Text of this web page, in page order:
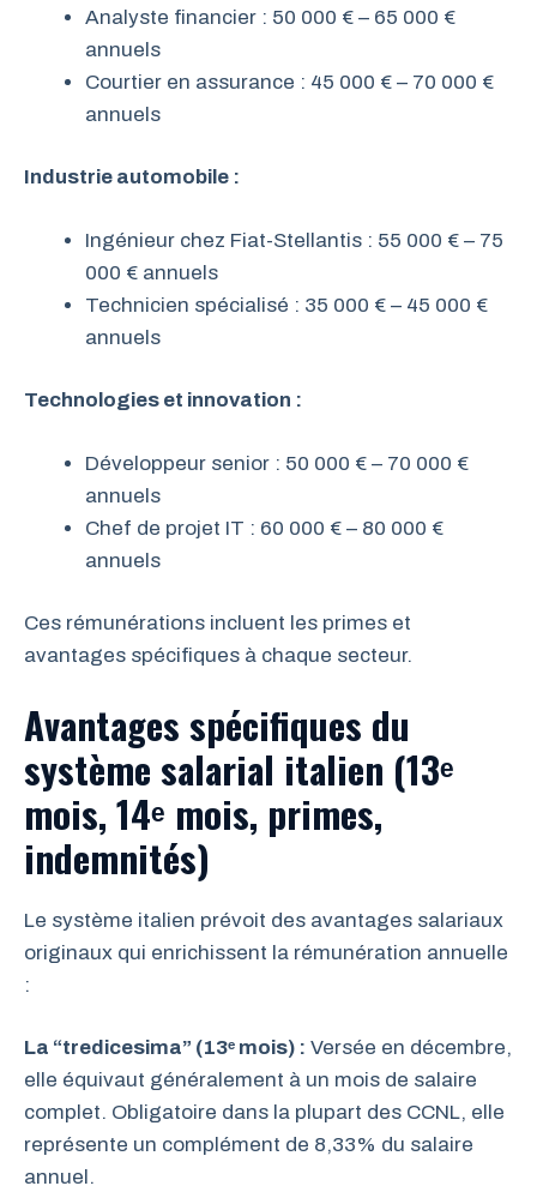
Analyste financier : 50 000 € – 65 000 €
annuels
Courtier en assurance : 45 000 € – 70 000 €
annuels
Industrie automobile :
Ingénieur chez Fiat-Stellantis : 55 000 € – 75
000 € annuels
Technicien spécialisé : 35 000 € – 45 000 €
annuels
Technologies et innovation :
Développeur senior : 50 000 € – 70 000 €
annuels
Chef de projet IT : 60 000 € – 80 000 €
annuels
Ces rémunérations incluent les primes et
avantages spécifiques à chaque secteur.
Avantages spécifiques du
système salarial italien (13ᵉ
mois, 14ᵉ mois, primes,
indemnités)
Le système italien prévoit des avantages salariaux
originaux qui enrichissent la rémunération annuelle
:
La “tredicesima” (13ᵉ mois) : Versée en décembre,
elle équivaut généralement à un mois de salaire
complet. Obligatoire dans la plupart des CCNL, elle
représente un complément de 8,33% du salaire
annuel.